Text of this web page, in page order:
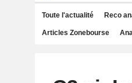
Toute l'actualité Reco
Articles Zonebourse